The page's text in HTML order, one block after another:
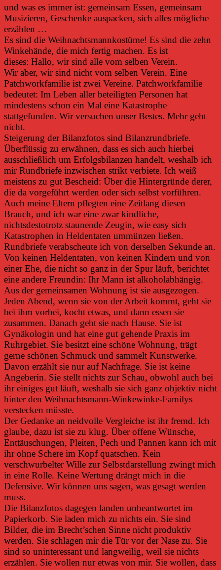
und was es immer ist: gemeinsam Essen, gemeinsam
Musizieren, Geschenke auspacken, sich alles mögliche
erzählen …
Es sind die Weihnachtsmannkostüme! Es sind die zehn
Winkehände, die mich fertig machen. Es ist
dieses: Hallo, wir sind alle vom selben Verein.
Wir aber, wir sind nicht vom selben Verein. Eine
Patchworkfamilie ist zwei Vereine. Patchworkfamilie
bedeutet: Im Leben aller beteiligten Personen hat
mindestens schon ein Mal eine Katastrophe
stattgefunden. Wir versuchen unser Bestes. Mehr geht
nicht.
Steigerung der Bilanzfotos sind Bilanzrundbriefe.
Überflüssig zu erwähnen, dass es sich auch hierbei
ausschließlich um Erfolgsbilanzen handelt, weshalb ich
mir Rundbriefe inzwischen strikt verbiete. Ich weiß
meistens zu gut Bescheid: Über die Hintergründe derer,
die da vorgeführt werden oder sich selbst vorführen.
Auch meine Eltern pflegten eine Zeitlang diesen
Brauch, und ich war eine zwar kindliche,
nichtsdestotrotz staunende Zeugin, wie easy sich
Katastrophen in Heldentaten ummünzen ließen.
Rundbriefe verabscheute ich von derselben Sekunde an.
Von keinen Heldentaten, von keinen Kindern und von
einer Ehe, die nicht so ganz in der Spur läuft, berichtet
eine andere Freundin: Ihr Mann ist alkoholabhängig.
Aus der gemeinsamen Wohnung ist sie ausgezogen.
Jeden Abend, wenn sie von der Arbeit kommt, geht sie
bei ihm vorbei, kocht etwas, und dann essen sie
zusammen. Danach geht sie nach Hause. Sie ist
Gynäkologin und hat eine gut gehende Praxis im
Ruhrgebiet. Sie besitzt eine schöne Wohnung, trägt
gerne schönen Schmuck und sammelt Kunstwerke.
Davon erzählt sie nur auf Nachfrage. Sie ist keine
Angeberin. Sie stellt nichts zur Schau, obwohl auch bei
ihr einiges gut läuft, weshalb sie sich ganz objektiv nicht
hinter den Weihnachtsmann-Winkewinke-Familys
verstecken müsste.
Der Gedanke an neidvolle Vergleiche ist ihr fremd. Ich
glaube, dazu ist sie zu klug. Über offene Wünsche,
Enttäuschungen, Pleiten, Pech und Pannen kann ich mit
ihr ohne Schere im Kopf quatschen. Kein
verschwurbelter Wille zur Selbstdarstellung zwingt mich
in eine Rolle. Keine Wertung drängt mich in die
Defensive. Wir können uns sagen, was gesagt werden
muss.
Die Bilanzfotos dagegen landen unbeantwortet im
Papierkorb. Sie laden mich zu nichts ein. Sie sind
Bilder, die im Brecht’schen Sinne nicht produktiv
werden. Sie schlagen mir die Tür vor der Nase zu. Sie
sind so uninteressant und langweilig, weil sie nichts
erzählen. Sie wollen nur etwas von mir. Sie wollen, dass